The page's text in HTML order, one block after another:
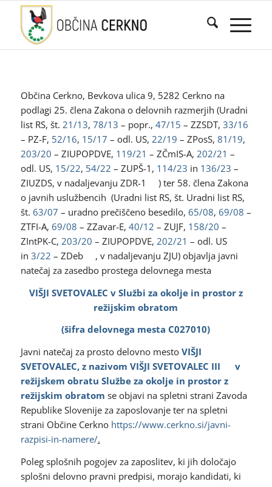
Občina Cerkno, Bevkova ulica 9, 5282 Cerkno na
podlagi 25. člena Zakona o delovnih razmerjih (Uradni
list RS, št. 21/13, 78/13 – popr., 47/15 – ZZSDT, 33/16
– PZ-F, 52/16, 15/17 – odl. US, 22/19 – ZPosS, 81/19,
203/20 – ZIUPOPDVE, 119/21 – ZČmIS-A, 202/21 –
odl. US, 15/22, 54/22 – ZUPŠ-1, 114/23 in 136/23 –
ZIUZDS, v nadaljevanju ZDR-1 ) ter 58. člena Zakona
o javnih uslužbencih (Uradni list RS, št. Uradni list RS,
št. 63/07 – uradno prečiščeno besedilo, 65/08, 69/08 –
ZTFI-A, 69/08 – ZZavar-E, 40/12 – ZUJF, 158/20 –
ZIntPK-C, 203/20 – ZIUPOPDVE, 202/21 – odl. US
in 3/22 – ZDeb , v nadaljevanju ZJU) objavlja javni
natečaj za zasedbo prostega delovnega mesta
VIŠJI SVETOVALEC v Službi za okolje in prostor z
režijskim obratom
(šifra delovnega mesta C027010)
Javni natečaj za prosto delovno mesto VIŠJI
SVETOVALEC, z nazivom VIŠJI SVETOVALEC III
v
režijskem obratu Službe za okolje in prostor z
režijskim obratom se objavi na spletni strani Zavoda
Republike Slovenije za zaposlovanje ter na spletni
strani Občine Cerkno https://www.cerkno.si/javni-
razpisi-in-namere/.
Poleg splošnih pogojev za zaposlitev, ki jih določajo
splošni delovno pravni predpisi, morajo kandidati, ki